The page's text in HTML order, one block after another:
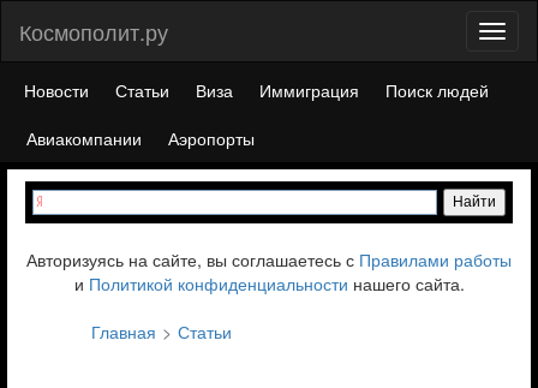
Космополит.ру
Новости Статьи Виза Иммиграция
Поиск людей
Авиакомпании
Аэропорты
Авторизуясь на сайте, вы соглашаетесь с Правилами работы
и Политикой конфиденциальности нашего сайта.
Главная
Статьи